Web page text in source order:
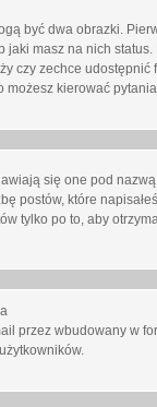
być dwa obrazki.
masz na nich
czy zechce
możesz kierować
się one pod
postów, które
tylko po to, aby
przez wbudowany w